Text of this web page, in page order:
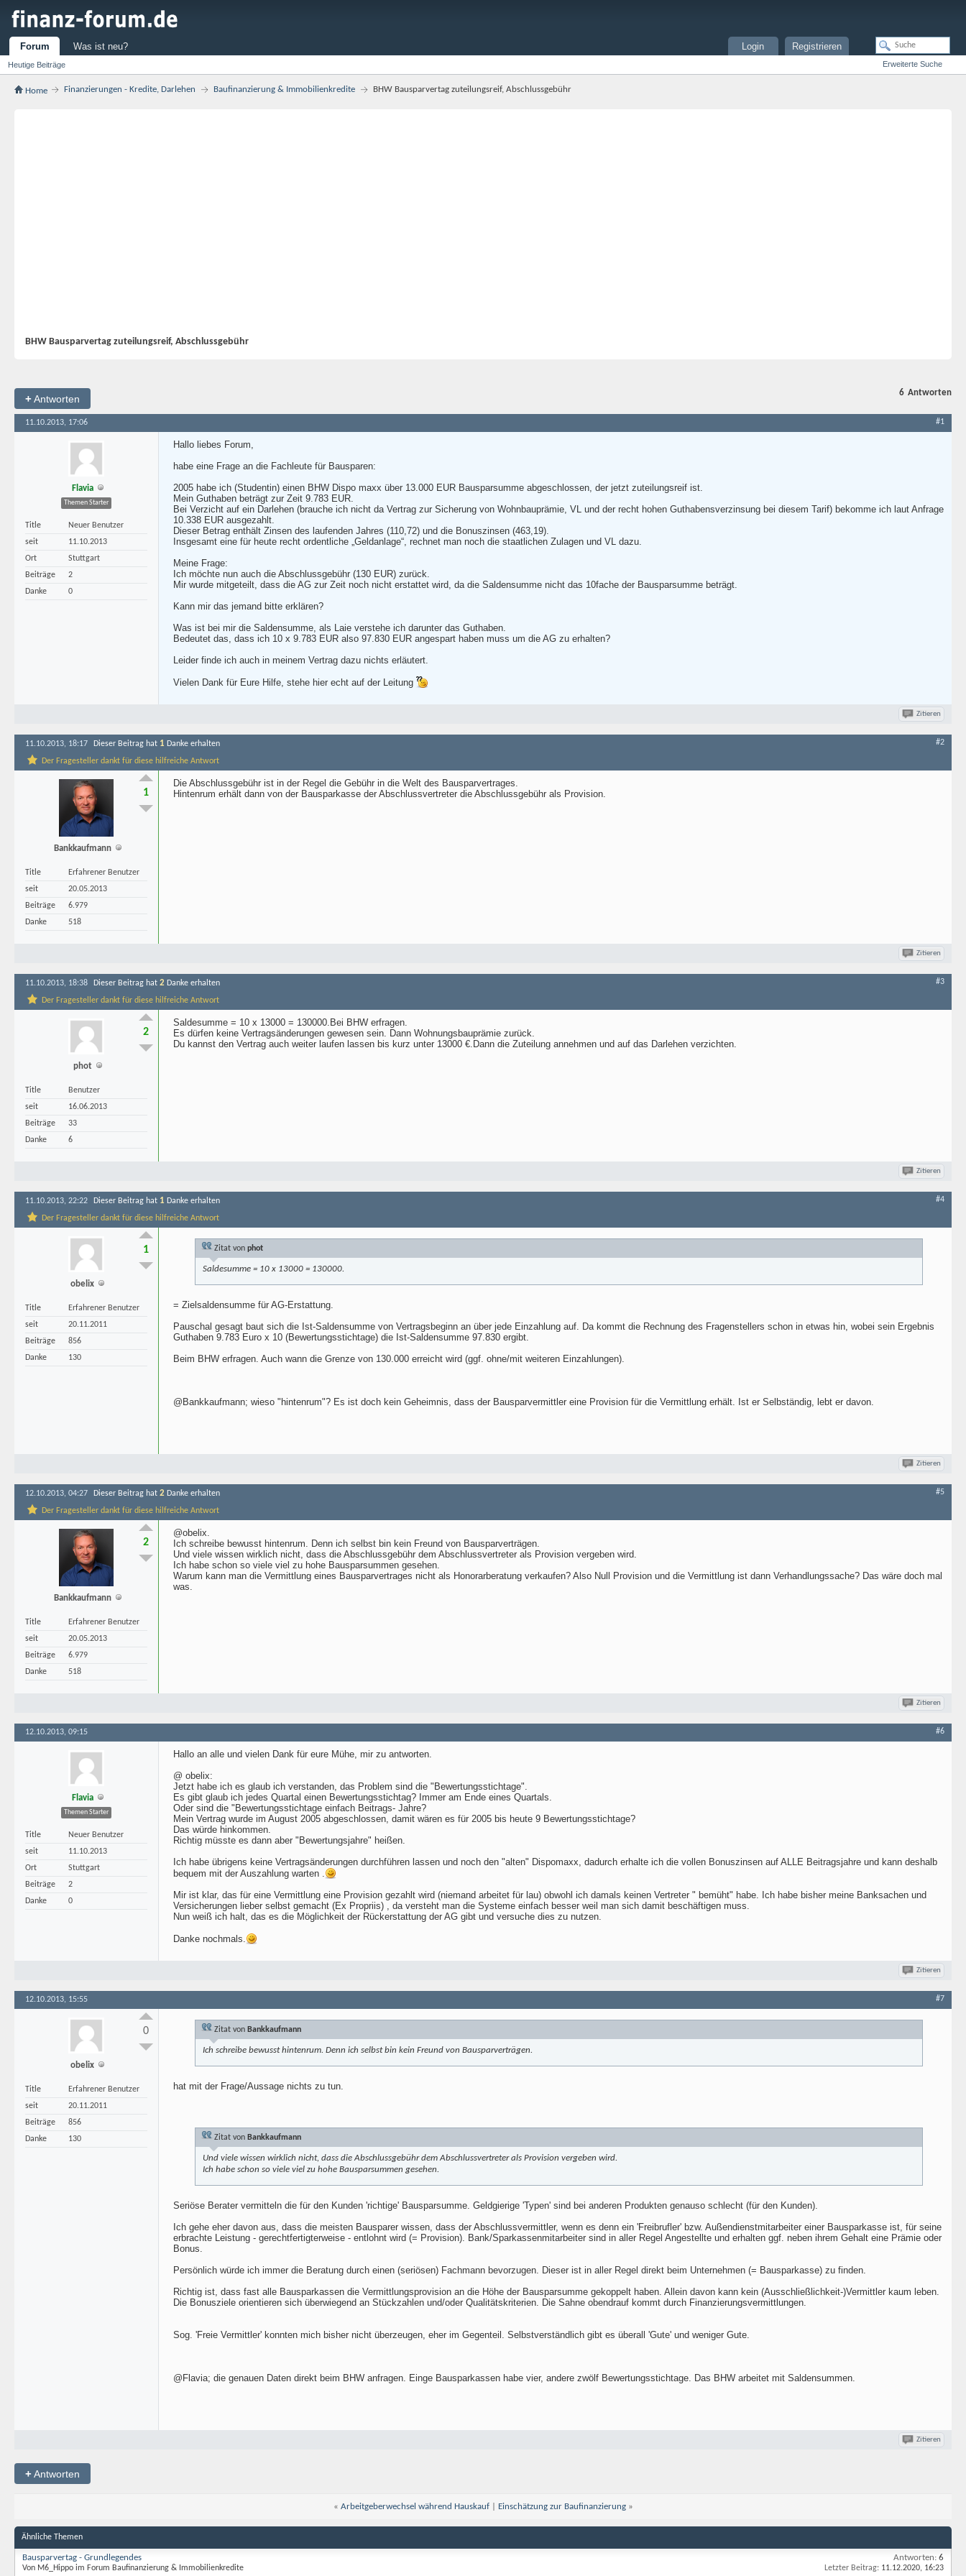
Forum
Heutige Beiträge
Was ist neu? Registrieren
Login
Erweiterte Suche
Home Finanzierungen - Kredite, Darlehen Baufinanzierung & Immobilienkredite BHW Bausparvertag zuteilungsreif, Abschlussgebühr
BHW Bausparvertag zuteilungsreif, Abschlussgebühr
+Antworten
6 Antworten
11.10.2013, 17:06 #1
Flavia
Themen Starter
Title
Neuer Benutzer
seit
11.10.2013
Ort
Stuttgart
Beiträge
2
Danke
0
Hallo liebes Forum,
habe eine Frage an die Fachleute für Bausparen:
2005 habe ich (Studentin) einen BHW Dispo maxx über 13.000 EUR Bausparsumme abgeschlossen, der jetzt zuteilungsreif ist.
Mein Guthaben beträgt zur Zeit 9.783 EUR.
Bei Verzicht auf ein Darlehen (brauche ich nicht da Vertrag zur Sicherung von Wohnbauprämie, VL und der recht hohen Guthabensverzinsung bei diesem Tarif) bekomme ich laut Anfrage
10.338 EUR ausgezahlt.
Dieser Betrag enthält Zinsen des laufenden Jahres (110,72) und die Bonuszinsen (463,19).
Insgesamt eine für heute recht ordentliche „Geldanlage“, rechnet man noch die staatlichen Zulagen und VL dazu.
Meine Frage:
Ich möchte nun auch die Abschlussgebühr (130 EUR) zurück.
Mir wurde mitgeteilt, dass die AG zur Zeit noch nicht erstattet wird, da die Saldensumme nicht das 10fache der Bausparsumme beträgt.
Kann mir das jemand bitte erklären?
Was ist bei mir die Saldensumme, als Laie verstehe ich darunter das Guthaben.
Bedeutet das, dass ich 10 x 9.783 EUR also 97.830 EUR angespart haben muss um die AG zu erhalten?
Leider finde ich auch in meinem Vertrag dazu nichts erläutert.
Vielen Dank für Eure Hilfe, stehe hier echt auf der Leitung
Zitieren
11.10.2013, 18:17 Dieser Beitrag hat 1 Danke erhalten
Der Fragesteller dankt für diese hilfreiche Antwort
#2
Bankkaufmann
Title
Erfahrener Benutzer
seit
20.05.2013
Beiträge
6.979
Danke
518
1
Die Abschlussgebühr ist in der Regel die Gebühr in die Welt des Bausparvertrages.
Hintenrum erhält dann von der Bausparkasse der Abschlussvertreter die Abschlussgebühr als Provision.
Zitieren
11.10.2013, 18:38 Dieser Beitrag hat 2 Danke erhalten
Der Fragesteller dankt für diese hilfreiche Antwort
#3
phot
Title
Benutzer
seit
16.06.2013
Beiträge
33
Danke
6
2
Saldesumme = 10 x 13000 = 130000.Bei BHW erfragen.
Es dürfen keine Vertragsänderungen gewesen sein. Dann Wohnungsbauprämie zurück.
Du kannst den Vertrag auch weiter laufen lassen bis kurz unter 13000 €.Dann die Zuteilung annehmen und auf das Darlehen verzichten.
Zitieren
11.10.2013, 22:22 Dieser Beitrag hat 1 Danke erhalten
Der Fragesteller dankt für diese hilfreiche Antwort
#4
obelix
Title
Erfahrener Benutzer
seit
20.11.2011
Beiträge
856
Danke
130
1 Zitat von phot
Saldesumme = 10 x 13000 = 130000.
= Zielsaldensumme für AG-Erstattung.
Pauschal gesagt baut sich die Ist-Saldensumme von Vertragsbeginn an über jede Einzahlung auf. Da kommt die Rechnung des Fragenstellers schon in etwas hin, wobei sein Ergebnis
Guthaben 9.783 Euro x 10 (Bewertungsstichtage) die Ist-Saldensumme 97.830 ergibt.
Beim BHW erfragen. Auch wann die Grenze von 130.000 erreicht wird (ggf. ohne/mit weiteren Einzahlungen).
@Bankkaufmann; wieso "hintenrum"? Es ist doch kein Geheimnis, dass der Bausparvermittler eine Provision für die Vermittlung erhält. Ist er Selbständig, lebt er davon.
Zitieren
12.10.2013, 04:27 Dieser Beitrag hat 2 Danke erhalten
Der Fragesteller dankt für diese hilfreiche Antwort
#5
Bankkaufmann
Title
Erfahrener Benutzer
seit
20.05.2013
Beiträge
6.979
Danke
518
2
@obelix.
Ich schreibe bewusst hintenrum. Denn ich selbst bin kein Freund von Bausparverträgen.
Und viele wissen wirklich nicht, dass die Abschlussgebühr dem Abschlussvertreter als Provision vergeben wird.
Ich habe schon so viele viel zu hohe Bausparsummen gesehen.
Warum kann man die Vermittlung eines Bausparvertrages nicht als Honorarberatung verkaufen? Also Null Provision und die Vermittlung ist dann Verhandlungssache? Das wäre doch mal
was.
Zitieren
12.10.2013, 09:15 #6
Flavia
Themen Starter
Title
Neuer Benutzer
seit
11.10.2013
Ort
Stuttgart
Beiträge
2
Danke
0
Hallo an alle und vielen Dank für eure Mühe, mir zu antworten.
@ obelix:
Jetzt habe ich es glaub ich verstanden, das Problem sind die "Bewertungsstichtage".
Es gibt glaub ich jedes Quartal einen Bewertungsstichtag? Immer am Ende eines Quartals.
Oder sind die "Bewertungsstichtage einfach Beitrags- Jahre?
Mein Vertrag wurde im August 2005 abgeschlossen, damit wären es für 2005 bis heute 9 Bewertungsstichtage?
Das würde hinkommen.
Richtig müsste es dann aber "Bewertungsjahre" heißen.
Ich habe übrigens keine Vertragsänderungen durchführen lassen und noch den "alten" Dispomaxx, dadurch erhalte ich die vollen Bonuszinsen auf ALLE Beitragsjahre und kann deshalb
bequem mit der Auszahlung warten .
Mir ist klar, das für eine Vermittlung eine Provision gezahlt wird (niemand arbeitet für lau) obwohl ich damals keinen Vertreter " bemüht" habe. Ich habe bisher meine Banksachen und
Versicherungen lieber selbst gemacht (Ex Propriis) , da versteht man die Systeme einfach besser weil man sich damit beschäftigen muss.
Nun weiß ich halt, das es die Möglichkeit der Rückerstattung der AG gibt und versuche dies zu nutzen.
Danke nochmals.
Zitieren
12.10.2013, 15:55 #7
obelix
Title
Erfahrener Benutzer
seit
20.11.2011
Beiträge
856
Danke
130
0 Zitat von Bankkaufmann
Ich schreibe bewusst hintenrum. Denn ich selbst bin kein Freund von Bausparverträgen.
hat mit der Frage/Aussage nichts zu tun.
Zitat von Bankkaufmann
Und viele wissen wirklich nicht, dass die Abschlussgebühr dem Abschlussvertreter als Provision vergeben wird.
Ich habe schon so viele viel zu hohe Bausparsummen gesehen.
Seriöse Berater vermitteln die für den Kunden 'richtige' Bausparsumme. Geldgierige 'Typen' sind bei anderen Produkten genauso schlecht (für den Kunden).
Ich gehe eher davon aus, dass die meisten Bausparer wissen, dass der Abschlussvermittler, wenn es denn ein 'Freibrufler' bzw. Außendienstmitarbeiter einer Bausparkasse ist, für seine
erbrachte Leistung - gerechtfertigterweise - entlohnt wird (= Provision). Bank/Sparkassenmitarbeiter sind in aller Regel Angestellte und erhalten ggf. neben ihrem Gehalt eine Prämie oder
Bonus.
Persönlich würde ich immer die Beratung durch einen (seriösen) Fachmann bevorzugen. Dieser ist in aller Regel direkt beim Unternehmen (= Bausparkasse) zu finden.
Richtig ist, dass fast alle Bausparkassen die Vermittlungsprovision an die Höhe der Bausparsumme gekoppelt haben. Allein davon kann kein (Ausschließlichkeit-)Vermittler kaum leben.
Die Bonusziele orientieren sich überwiegend an Stückzahlen und/oder Qualitätskriterien. Die Sahne obendrauf kommt durch Finanzierungsvermittlungen.
Sog. 'Freie Vermittler' konnten mich bisher nicht überzeugen, eher im Gegenteil. Selbstverständlich gibt es überall 'Gute' und weniger Gute.
@Flavia; die genauen Daten direkt beim BHW anfragen. Einge Bausparkassen habe vier, andere zwölf Bewertungsstichtage. Das BHW arbeitet mit Saldensummen.
Zitieren
+Antworten
« Arbeitgeberwechsel während Hauskauf| Einschätzung zur Baufinanzierung »
Ähnliche Themen
Bausparvertag - Grundlegendes
Von M6_Hippo im Forum Baufinanzierung & Immobilienkredite
Antworten: 6
Letzter Beitrag: 11.12.2020, 16:23